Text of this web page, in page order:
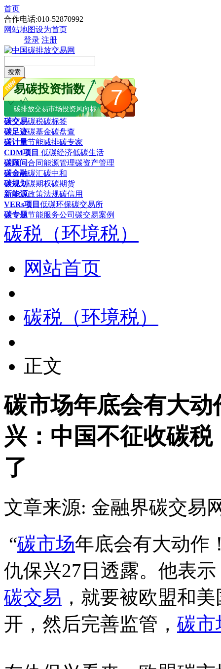
首页
合作电话:010-52870992
网站地图设为首页
登录 注册
搜索
7
易碳投资指数
碳排放交易市场投资风向标
碳交易碳税碳标签
碳足迹碳基金碳盘查
碳计量节能减排碳专家
CDM项目 低碳经济低碳生活
碳顾问合同能源管理碳资产管理
碳金融碳汇碳中和
碳规划碳期权碳期货
新能源政策法规碳信用
VERs项目 低碳环保碳交易所
碳专题节能服务公司 碳交易案例
碳税（环境税）
网站首页
碳税（环境税）
正文
碳市场年底会有大
兴：中国不征收碳
了
文章来源: 金融界碳交易
“碳市场年底会有大动作
仇保兴27日透露。他表
碳交易 ，就要被欧盟和
开，然后完善监管， 碳市